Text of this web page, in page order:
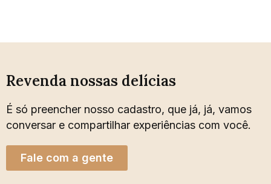
Revenda nossas delícias
É só preencher nosso cadastro, que já, já, vamos
conversar e compartilhar experiências com você.
Fale com a gente